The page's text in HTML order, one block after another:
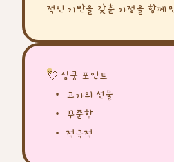
적인 기반을 갖춘 가정을 함께
💘 심쿵 포인트
고가의 선물
꾸준함
적극적